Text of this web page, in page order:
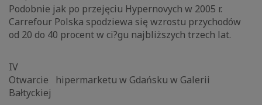
Podobnie jak po przejęciu Hypernovych w 2005 r.
Carrefour Polska spodziewa się wzrostu przychodów
od 20 do 40 procent w ci?gu najbliższych trzech lat.
IV
Otwarcie hipermarketu w Gdańsku w Galerii
Bałtyckiej